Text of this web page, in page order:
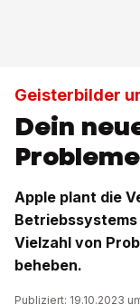
Geisterbilder
Dein
Apple plant die
Betriebssystems
Vielzahl von
beheben.
Publiziert: 19.10.2023